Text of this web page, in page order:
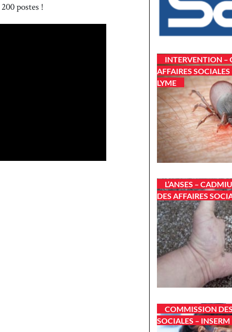
postes !
INTERVENTION –
AFFAIRES
LYME
L’ANSES –
DES AFFAIRES
COMMISSION
SOCIALES – INSERM